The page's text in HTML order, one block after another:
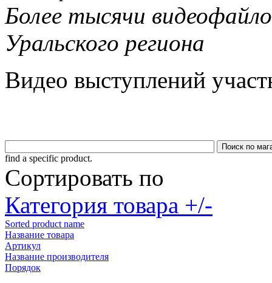
Более тысячи
Уральского региона
Видео выступлений
find a specific product.
Сортировать по
Категория товара +/-
Sorted product name
Название товара
Артикул
Название производителя
Порядок